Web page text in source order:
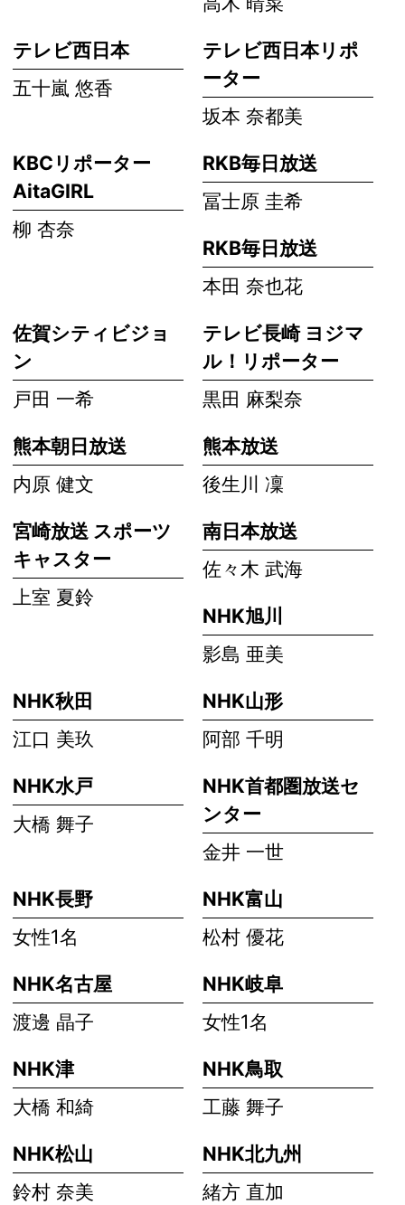
テレビ西日本
五十嵐 悠香
テレビ西日本リポ
ーター
坂本 奈都美
KBCリポーター
AitaGIRL
柳 杏奈
RKB毎日放送
冨士原 圭希
RKB毎日放送
本田 奈也花
佐賀シティビジョ
ン
戸田 一希
テレビ長崎 ヨジマ
ル！リポーター
黒田 麻梨奈
熊本朝日放送
内原 健文
熊本放送
後生川 凜
宮崎放送 スポーツ
キャスター
上室 夏鈴
南日本放送
佐々木 武海
NHK旭川
影島 亜美
NHK秋田
江口 美玖
NHK山形
阿部 千明
NHK水戸
大橋 舞子
NHK首都圏放送セ
ンター
金井 一世
NHK長野
女性1名
NHK富山
松村 優花
NHK名古屋
渡邊 晶子
NHK岐阜
女性1名
NHK津
大橋 和綺
NHK鳥取
工藤 舞子
NHK松山
鈴村 奈美
NHK北九州
緒方 直加